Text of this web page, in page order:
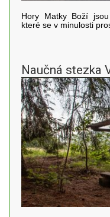
Hory Matky Boží
které se v minulosti
Naučná stezka